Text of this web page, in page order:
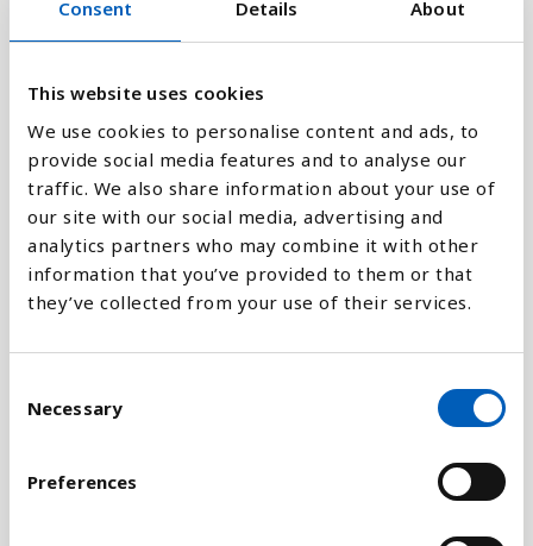
Consent Details About
This website uses cookies
We use cookies to personalise content and ads, to
provide social media features and to analyse our
traffic. We also share information about your use of
our site with our social media, advertising and
analytics partners who may combine it with other
information that you’ve provided to them or that
they’ve collected from your use of their services.
Necessary
Preferences
0
1990 1992 1994 1996 1998 2000 2002 2004 2006 2008 2010 2012 2014 2016 2018
Stapeldiagram
Linje
Platt
Jämför med: